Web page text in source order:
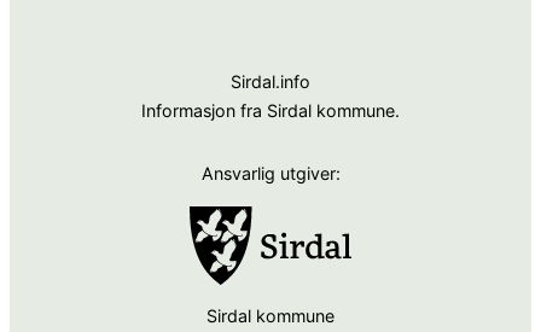
Sirdal.info
Informasjon fra Sirdal kommune.
Ansvarlig utgiver:
Sirdal kommune